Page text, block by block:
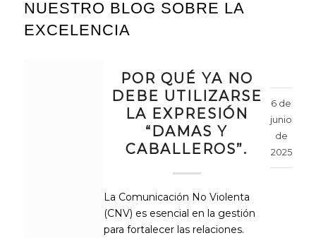
NUESTRO BLOG SOBRE LA
EXCELENCIA
POR QUÉ YA NO
DEBE UTILIZARSE
LA EXPRESIÓN
“DAMAS Y
CABALLEROS”.
La Comunicación No Violenta
(CNV) es esencial en la gestión
para fortalecer las relaciones.
6 de
junio
de
2025